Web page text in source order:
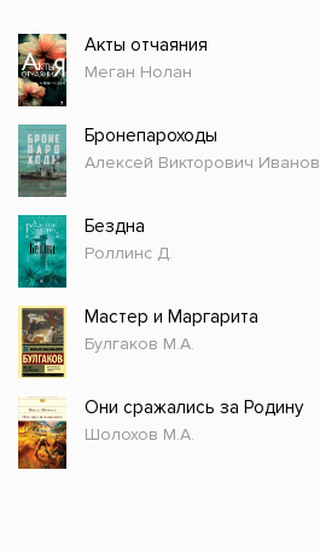
Акты отчаяния
Меган Нолан
Бронепароходы
Алексей Викторович Иванов
Бездна
Роллинс Д.
Мастер и Маргарита
Булгаков М.А.
Они сражались за Родину
Шолохов М.А.